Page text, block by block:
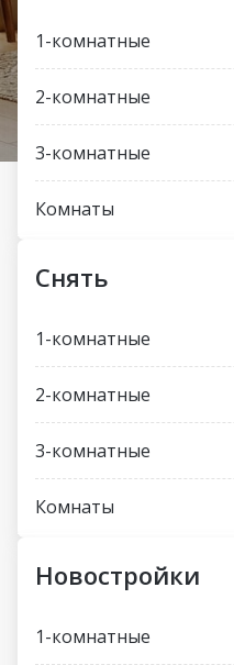
1-комнатные
2-комнатные
3-комнатные
Комнаты
Снять
1-комнатные
2-комнатные
3-комнатные
Комнаты
Новостройки
1-комнатные